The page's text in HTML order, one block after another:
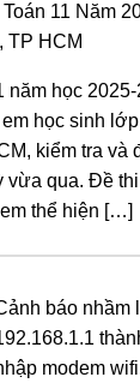
11 Năm
TP HCM
năm học
học sinh
kiểm tra và
vừa qua. Đề
thể hiện […]
báo nhầm
modem